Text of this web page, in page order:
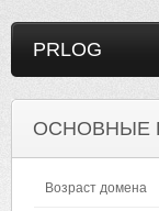
PRLOG
ОСНОВНЫЕ
Возраст домена